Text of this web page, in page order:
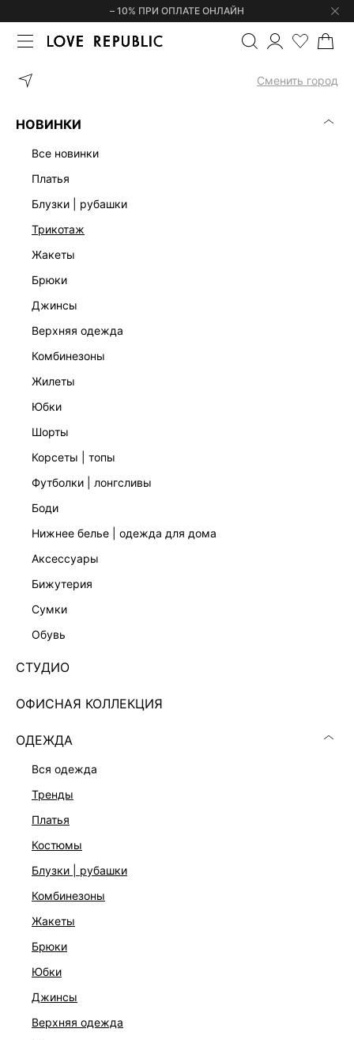
– 10% ПРИ ОПЛАТЕ ОНЛАЙН
Сменить город
НОВИНКИ
все новинки
платья
блузки | рубашки
трикотаж
жакеты
брюки
джинсы
верхняя одежда
комбинезоны
жилеты
юбки
шорты
корсеты | топы
футболки | лонгсливы
боди
нижнее белье | одежда для дома
аксессуары
бижутерия
сумки
обувь
СТУДИО
ОФИСНАЯ КОЛЛЕКЦИЯ
ОДЕЖДА
вся одежда
тренды
платья
костюмы
блузки | рубашки
комбинезоны
жакеты
брюки
юбки
джинсы
верхняя одежда
ГЛАВНАЯ КОМБИНЕЗОНЫ
КОМБИНЕЗОНЫ
КОМБИНЕЗОН
4 999 ₽
10 999 ₽-31%